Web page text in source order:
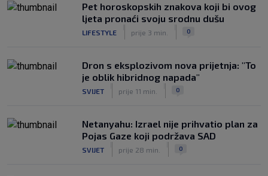
Pet horoskopskih znakova koji bi ovog
ljeta pronaći svoju srodnu dušu
LIFESTYLE prije 3 min. 0
Dron s eksplozivom nova prijetnja: "To
je oblik hibridnog napada"
SVIJET prije 11 min. 0
Netanyahu: Izrael nije prihvatio plan za
Pojas Gaze koji podržava SAD
SVIJET prije 28 min. 0